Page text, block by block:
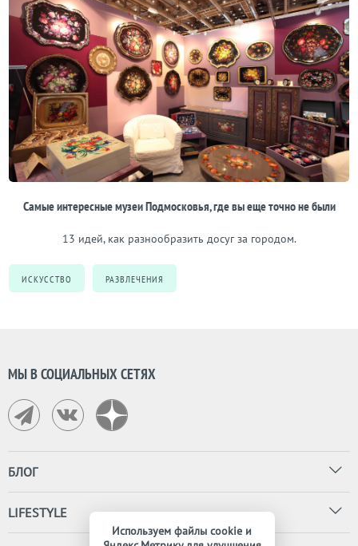
Самые интересные музеи Подмосковья, где вы еще точно не были
13 идей, как разнообразить досуг за городом.
ИСКУССТВО РАЗВЛЕЧЕНИЯ
МЫ В СОЦИАЛЬНЫХ СЕТЯХ
БЛОГ
LIFESTYLE
Используем файлы cookie и